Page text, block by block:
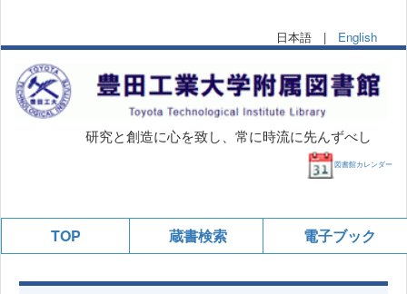
日本語 | English
研究と創造に心を致し、常に時流に先んずべし
図書館カレンダー
TOP 蔵書検索 電子ブック